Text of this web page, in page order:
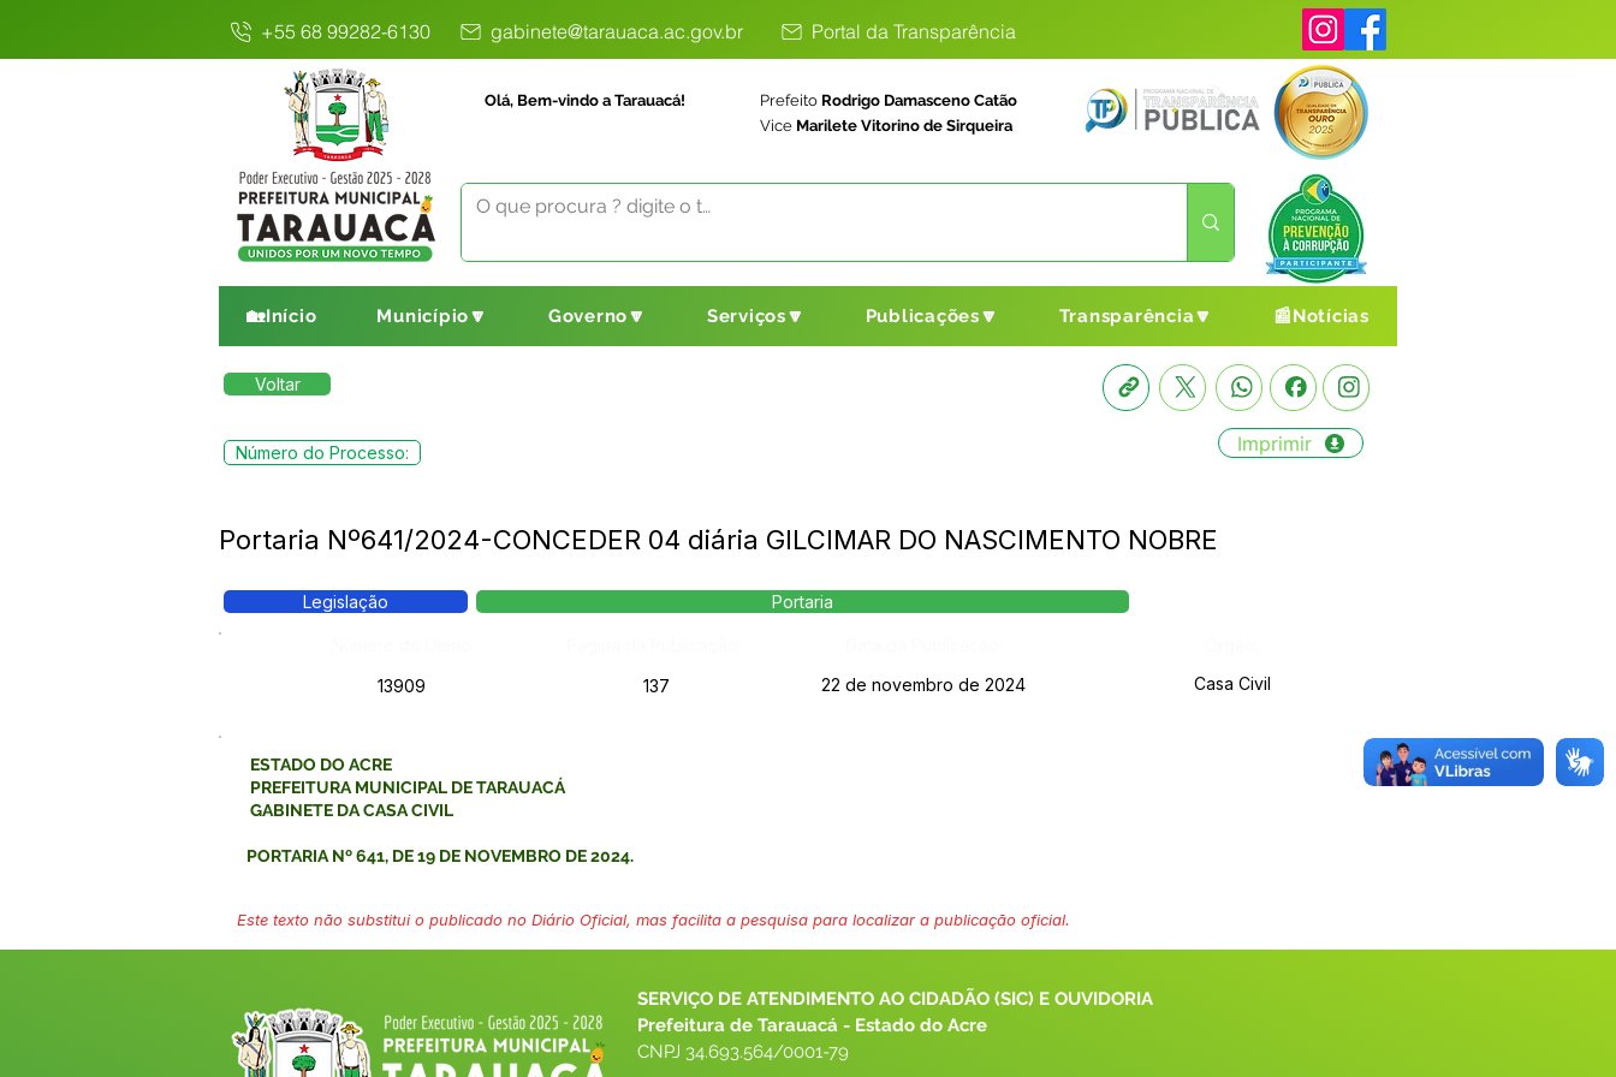
+55 68 99282-6130 gabinete@tarauaca.ac.gov.br Portal da Transparência
Olá, Bem-vindo a Tarauacá! Prefeito Rodrigo Damasceno Catão
Vice Marilete Vitorino de Sirqueira
🏡Início Município🔽 Governo🔽 Serviços🔽 Publicações🔽 Transparência🔽 📰Notícias
Voltar
Número do Processo: Imprimir
Portaria Nº641/2024-CONCEDER 04 diária GILCIMAR DO NASCIMENTO NOBRE
Legislação Portaria
13909
137 22 de novembro de 2024 Casa Civil
ESTADO DO ACRE
PREFEITURA MUNICIPAL DE TARAUACÁ
GABINETE DA CASA CIVIL
PORTARIA Nº 641, DE 19 DE NOVEMBRO DE 2024.
Este texto não substitui o publicado no Diário Oficial, mas facilita a pesquisa para localizar a publicação oficial.
SERVIÇO DE ATENDIMENTO AO CIDADÃO (SIC) E OUVIDORIA
Prefeitura de Tarauacá - Estado do Acre
CNPJ 34.693.564/0001-79